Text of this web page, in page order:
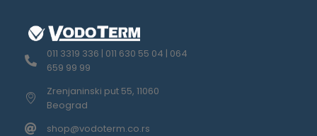
011 3319 336 | 011 630 55 04 | 064
659 99 99
Zrenjaninski put 55, 11060
Beograd
shop@vodoterm.co.rs